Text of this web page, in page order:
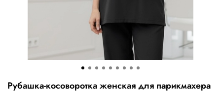
Рубашка-косоворотка женская для парикмахера